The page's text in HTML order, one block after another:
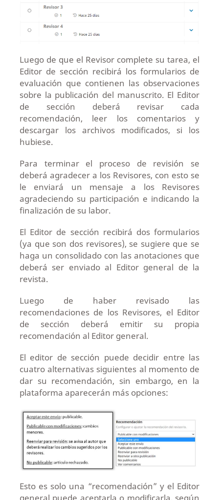
Luego de que el Revisor complete su tarea, el
Editor de sección recibirá los formularios de
evaluación que contienen las observaciones
sobre la publicación del manuscrito. El Editor
de sección deberá revisar cada
recomendación, leer los comentarios y
descargar los archivos modificados, si los
hubiese.
Para terminar el proceso de revisión se
deberá agradecer a los Revisores, con esto se
le enviará un mensaje a los Revisores
agradeciendo su participación e indicando la
finalización de su labor.
El Editor de sección recibirá dos formularios
(ya que son dos revisores), se sugiere que se
haga un consolidado con las anotaciones que
deberá ser enviado al Editor general de la
revista.
Luego de haber revisado las
recomendaciones de los Revisores, el Editor
de sección deberá emitir su propia
recomendación al Editor general.
El editor de sección puede decidir entre las
cuatro alternativas siguientes al momento de
dar su recomendación, sin embargo, en la
plataforma aparecerán más opciones:
Esto es solo una “recomendación” y el Editor
general puede aceptarla o modificarla, según